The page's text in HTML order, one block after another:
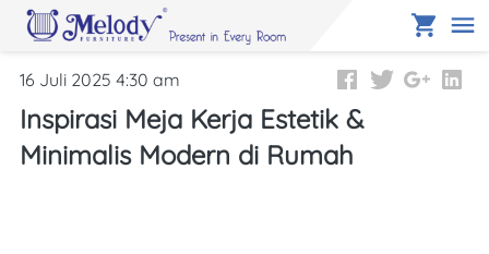
16 Juli 2025 4:30 am
Inspirasi Meja Kerja Estetik &
Minimalis Modern di Rumah